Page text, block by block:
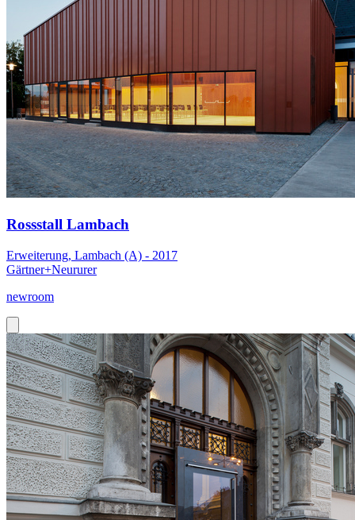
Rossstall Lambach
Erweiterung, Lambach (A) - 2017
Gärtner+Neururer
newroom